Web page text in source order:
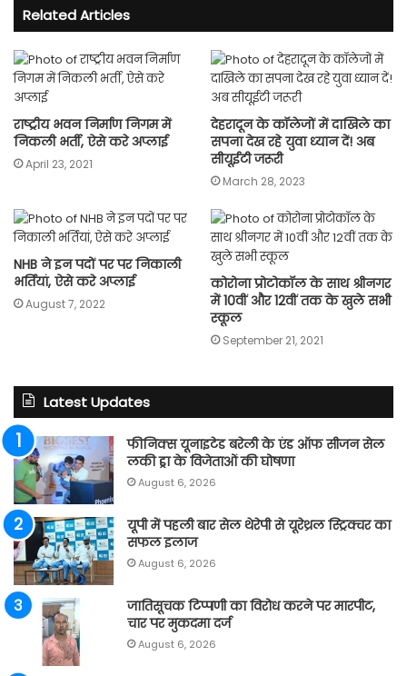
Related Articles
राष्ट्रीय भवन निर्माण निगम में
निकली भर्ती, ऐसे करे अप्लाई
April 23, 2021
देहरादून के कॉलेजों में दाखिले का
सपना देख रहे युवा ध्‍यान दें! अब
सीयूईटी जरूरी
March 28, 2023
NHB ने इन पदों पर पर निकाली
भर्तियां, ऐसे करे अप्लाई
August 7, 2022
कोरोना प्रोटोकॉल के साथ श्रीनगर
में 10वीं और 12वीं तक के खुले सभी
स्कूल
September 21, 2021
Latest Updates
फीनिक्स यूनाइटेड बरेली के एंड ऑफ सीजन सेल
लकी ड्रा के विजेताओं की घोषणा
August 6, 2026
यूपी में पहली बार सेल थेरेपी से यूरेथ्रल स्ट्रिक्चर का
सफल इलाज
August 6, 2026
जातिसूचक टिप्पणी का विरोध करने पर मारपीट,
चार पर मुकदमा दर्ज
August 6, 2026